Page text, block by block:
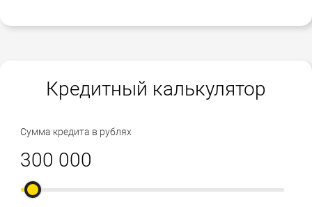
Кредитный калькулятор
Сумма кредита в рублях